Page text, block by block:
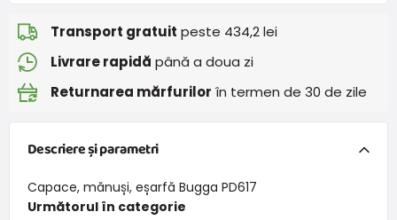
Transport gratuit peste 434,2 lei
Livrare rapidă până a doua zi
Returnarea mărfurilor în termen de 30 de zile
Descriere și parametri
Capace, mănuși, eșarfă Bugga PD617
Următorul în categorie